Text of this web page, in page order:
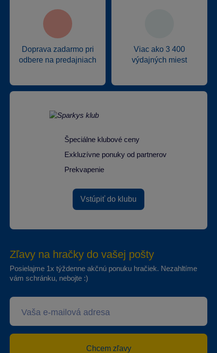
Doprava zadarmo pri
odbere na predajniach
Viac ako 3 400
výdajných miest
Špeciálne klubové ceny
Exkluzívne ponuky od partnerov
Prekvapenie
Vstúpiť do klubu
Zľavy na hračky do vašej pošty
Posielajme 1x týždenne akčnú ponuku hračiek. Nezahltíme
vám schránku, nebojte :)
Chcem zľavy